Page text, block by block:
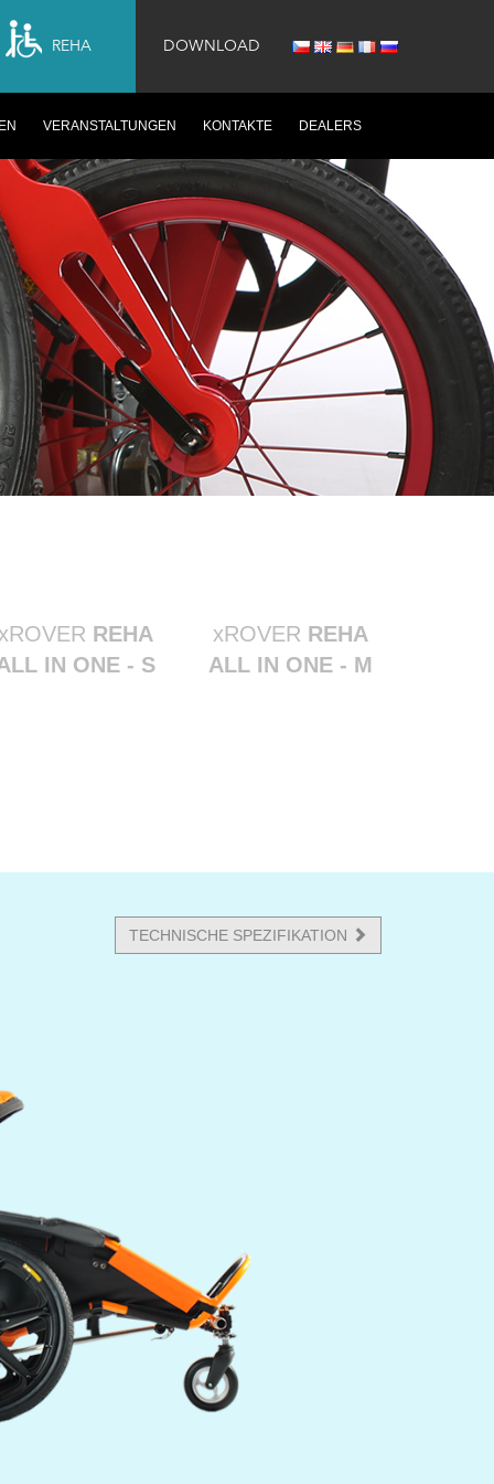
REHA DOWNLOAD
VERANSTALTUNGEN KONTAKTE DEALERS
REHA
IN ONE - S
xROVER REHA
ALL IN ONE - M
TECHNISCHE SPEZIFIKATION